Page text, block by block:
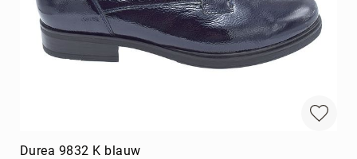
Durea 9832 K blauw